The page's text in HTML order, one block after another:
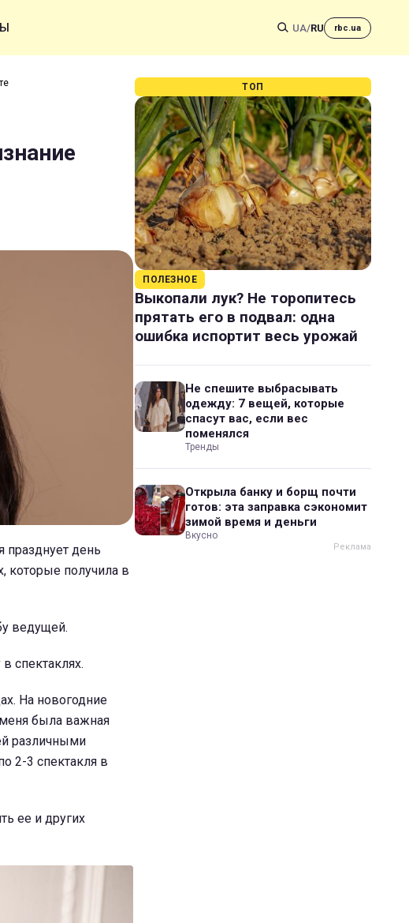
UA/RU rbc.ua
празднует день
которые получила в
ведущей.
спектаклях.
На новогодние
была важная
различными
2-3 спектакля в
ее и других
ТОП
ПОЛЕЗНОЕ
Выкопали лук? Не торопитесь
прятать его в подвал: одна
ошибка испортит весь урожай
Не спешите выбрасывать
одежду: 7 вещей, которые
спасут вас, если вес
поменялся
Тренды
Открыла банку и борщ почти
готов: эта заправка сэкономит
зимой время и деньги
Вкусно